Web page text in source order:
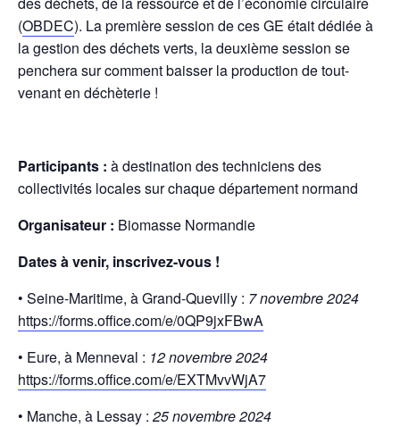
(OBDEC). La première session de ces GE était dédiée à
la gestion des déchets verts, la deuxième session se
penchera sur comment baisser la production de tout-
venant en déchèterie !
Participants : à destination des techniciens des
collectivités locales sur chaque département normand
Organisateur : Biomasse Normandie
Dates à venir, inscrivez-vous !
• Seine-Maritime, à Grand-Quevilly : 7 novembre 2024
https://forms.office.com/e/0QP9jxFBwA
• Eure, à Menneval : 12 novembre 2024
https://forms.office.com/e/EXTMvvWjA7
• Manche, à Lessay : 25 novembre 2024